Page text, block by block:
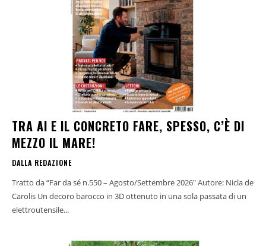
TRA AI E IL CONCRETO FARE, SPESSO, C’È DI
MEZZO IL MARE!
DALLA REDAZIONE
Tratto da “Far da sé n.550 – Agosto/Settembre 2026" Autore: Nicla de
Carolis Un decoro barocco in 3D ottenuto in una sola passata di un
elettroutensile...